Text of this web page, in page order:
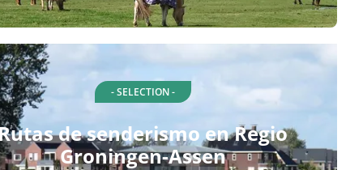
- SELECTION -
de senderismo en Regio
Groningen-Assen